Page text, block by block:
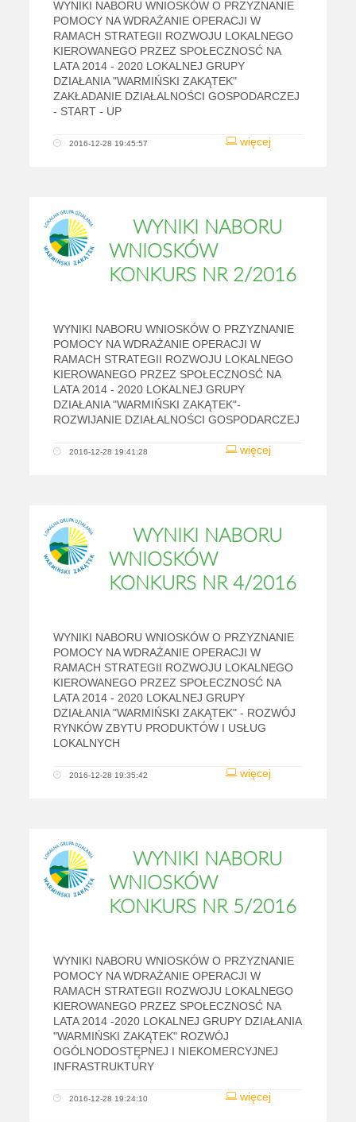
WYNIKI NABORU WNIOSKÓW O PRZYZNANIE
POMOCY NA WDRAŻANIE OPERACJI W
RAMACH STRATEGII ROZWOJU LOKALNEGO
KIEROWANEGO PRZEZ SPOŁECZNOSĆ NA
LATA 2014 - 2020 LOKALNEJ GRUPY
DZIAŁANIA "WARMIŃSKI ZAKĄTEK"
ZAKŁADANIE DZIAŁALNOŚCI GOSPODARCZEJ
- START - UP
więcej
2016-12-28 19:45:57
WYNIKI NABORU
WNIOSKÓW
KONKURS NR 2/2016
WYNIKI NABORU WNIOSKÓW O PRZYZNANIE
POMOCY NA WDRAŻANIE OPERACJI W
RAMACH STRATEGII ROZWOJU LOKALNEGO
KIEROWANEGO PRZEZ SPOŁECZNOSĆ NA
LATA 2014 - 2020 LOKALNEJ GRUPY
DZIAŁANIA "WARMIŃSKI ZAKĄTEK"-
ROZWIJANIE DZIAŁALNOŚCI GOSPODARCZEJ
więcej
2016-12-28 19:41:28
WYNIKI NABORU
WNIOSKÓW
KONKURS NR 4/2016
WYNIKI NABORU WNIOSKÓW O PRZYZNANIE
POMOCY NA WDRAŻANIE OPERACJI W
RAMACH STRATEGII ROZWOJU LOKALNEGO
KIEROWANEGO PRZEZ SPOŁECZNOSĆ NA
LATA 2014 - 2020 LOKALNEJ GRUPY
DZIAŁANIA "WARMIŃSKI ZAKĄTEK" - ROZWÓJ
RYNKÓW ZBYTU PRODUKTÓW I USŁUG
LOKALNYCH
więcej
2016-12-28 19:35:42
WYNIKI NABORU
WNIOSKÓW
KONKURS NR 5/2016
WYNIKI NABORU WNIOSKÓW O PRZYZNANIE
POMOCY NA WDRAŻANIE OPERACJI W
RAMACH STRATEGII ROZWOJU LOKALNEGO
KIEROWANEGO PRZEZ SPOŁECZNOSĆ NA
LATA 2014 -2020 LOKALNEJ GRUPY DZIAŁANIA
"WARMIŃSKI ZAKĄTEK" ROZWÓJ
OGÓLNODOSTĘPNEJ I NIEKOMERCYJNEJ
INFRASTRUKTURY
więcej
2016-12-28 19:24:10